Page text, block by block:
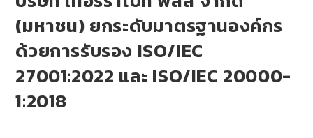
(มหาชน) ยกระดับมาตรฐานองค์กร
ด้วยการรับรอง ISO/IEC
27001:2022 และ ISO/IEC 20000-
1:2018